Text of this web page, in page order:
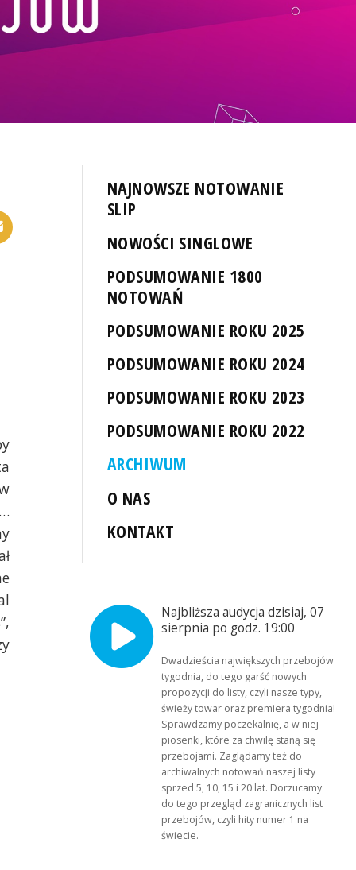
NAJNOWSZE NOTOWANIE
SLIP
NOWOŚCI SINGLOWE
PODSUMOWANIE 1800
NOTOWAŃ
PODSUMOWANIE ROKU 2025
PODSUMOWANIE ROKU 2024
PODSUMOWANIE ROKU 2023
PODSUMOWANIE ROKU 2022
ARCHIWUM
O NAS
KONTAKT
Najbliższa audycja dzisiaj, 07
sierpnia po godz. 19:00
Dwadzieścia największych przebojów
tygodnia, do tego garść nowych
propozycji do listy, czyli nasze typy,
świeży towar oraz premiera tygodnia!
Sprawdzamy poczekalnię, a w niej
piosenki, które za chwilę staną się
przebojami. Zaglądamy też do
archiwalnych notowań naszej listy
sprzed 5, 10, 15 i 20 lat. Dorzucamy
do tego przegląd zagranicznych list
przebojów, czyli hity numer 1 na
świecie.